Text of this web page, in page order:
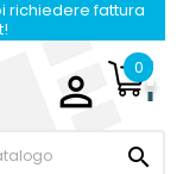
richiedere fattura

0
